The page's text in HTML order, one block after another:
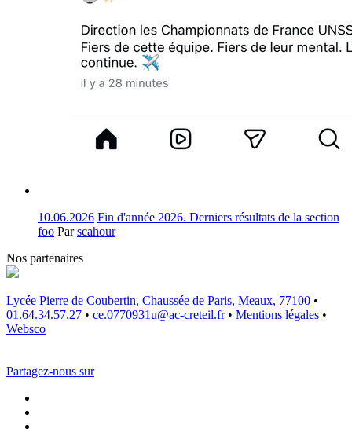
10.06.2026 Fin d'année 2026. Derniers résultats de la section
foo Parscahour
Nos partenaires
Lycée Pierre de Coubertin, Chaussée de Paris, Meaux, 77100 •
01.64.34.57.27 • ce.0770931u@ac-creteil.fr • Mentions légales •
Websco
Partagez-nous sur